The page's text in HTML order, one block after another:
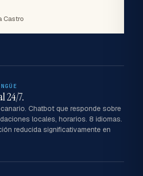
Castro
24/7.
Chatbot que responde sobre
locales, horarios. 8 idiomas.
reducida significativamente en